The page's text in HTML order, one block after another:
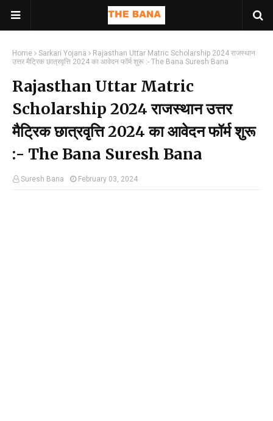
Home Sarkari Yojana
Rajasthan Uttar Matric Scholarship 2024 राजस्थान
उत्तर मैट्रिक छात्रवृत्ति 2024 का आवेदन फॉर्म शुरू :- The Bana Suresh Bana
Rajasthan Uttar Matric
Scholarship 2024 राजस्थान उत्तर
मैट्रिक छात्रवृत्ति 2024 का आवेदन फॉर्म शुरू
:- The Bana Suresh Bana
Suresh Bana February 03, 2024